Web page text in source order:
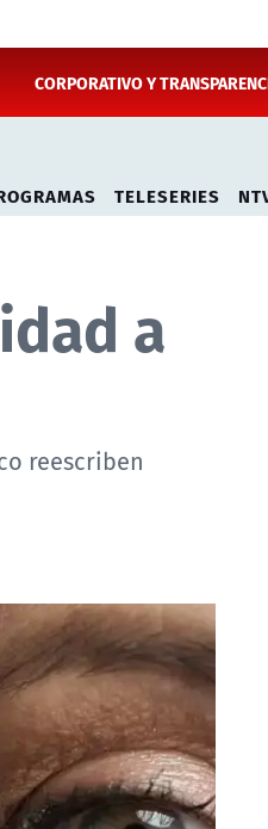
CORPORATIVO Y
TELESERIES
a
reescriben